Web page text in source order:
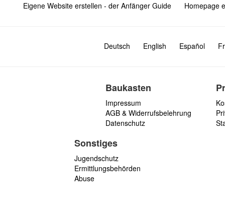
Eigene Website erstellen - der Anfänger Guide Homepage
Deutsch English Español
Baukasten
Impressum
AGB & Widerrufsbelehrung
Datenschutz
Sonstiges
Jugendschutz
Ermittlungsbehörden
Abuse